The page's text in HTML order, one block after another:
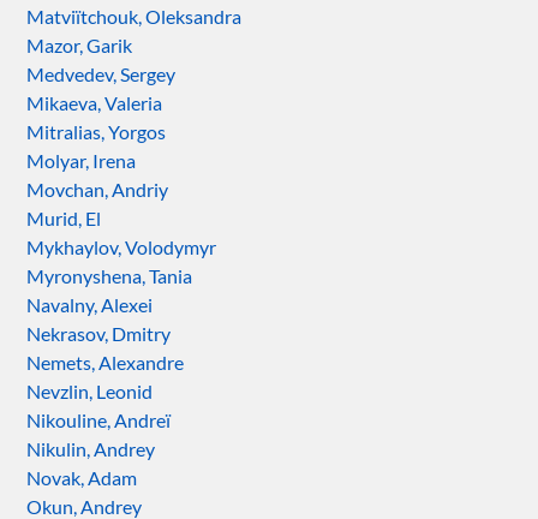
Matviïtchouk, Oleksandra
Mazor, Garik
Medvedev, Sergey
Mikaeva, Valeria
Mitralias, Yorgos
Molyar, Irena
Movchan, Andriy
Murid, El
Mykhaylov, Volodymyr
Myronyshena, Tania
Navalny, Alexei
Nekrasov, Dmitry
Nemets, Alexandre
Nevzlin, Leonid
Nikouline, Andreï
Nikulin, Andrey
Novak, Adam
Okun, Andrey